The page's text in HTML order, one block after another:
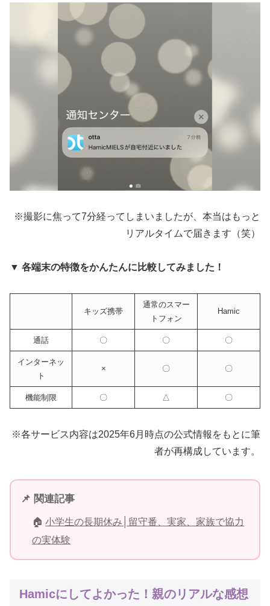
※撮影に焦って7分経ってしまいましたが、本当はもっと
リアルタイムで届きます（笑）
▼ 各端末の特徴をかんたんに比較してみました！
キッズ携帯
通常のスマー
トフォン
Hamic
通話 〇 〇 〇
インターネッ
ト
× 〇 〇
機能制限 〇 △ 〇
※各サービス内容は2025年6月時点の公式情報をもとに筆
者が再構成しています。
📌 関連記事
🏠小学生の長期休み│留守番、実家、家族で協力
の実体験
Hamicにしてよかった！親のリアルな感想